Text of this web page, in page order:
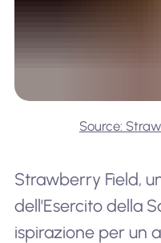
Source:
Strawberry Field,
dell'Esercito della
ispirazione per un